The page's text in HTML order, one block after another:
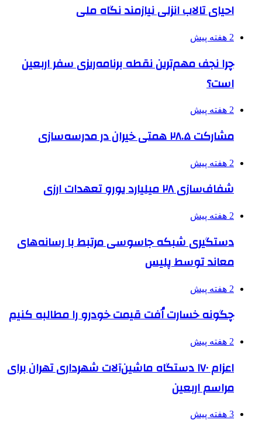
احیای تالاب انزلی نیازمند نگاه ملی
2 هفته پیش
چرا نجف مهم‌ترین نقطه برنامه‌ریزی سفر اربعین
است؟
2 هفته پیش
مشارکت ۲۸.۵ همتی خیران در مدرسه‌سازی
2 هفته پیش
شفاف‌سازی ۲۸ میلیارد یورو تعهدات ارزی
2 هفته پیش
دستگیری شبکه جاسوسی مرتبط با رسانه‌های
معاند توسط پلیس
2 هفته پیش
چگونه خسارت اُفت قیمت خودرو را مطالبه کنیم
2 هفته پیش
اعزام ۱۷۰ دستگاه ماشین‌آلات شهرداری تهران برای
مراسم اربعین
3 هفته پیش